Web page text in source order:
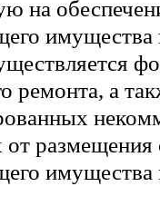
на
ремонта, а
размещения